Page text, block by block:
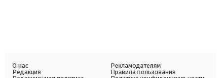
О нас
Редакция
Рекламодателям
Правила пользования